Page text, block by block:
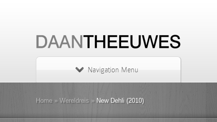
Navigation Menu
Home » Wereldreis » New Dehli (2010)